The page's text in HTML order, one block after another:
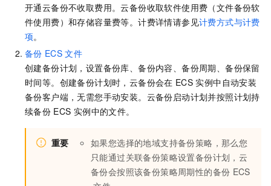
开通云备份不收取费用。云备份收取软件使用费（文件备份软
件使用费）和存储容量费等。计费详情请参见计费方式与计费
项。
备份 ECS 文件
创建备份计划，设置备份库、备份内容、备份周期、备份保留
时间等。创建备份计划时， 云备份会在 ECS 实例中自动安装
备份客户端，无需您手动安装。 云备份启动计划并按照计划持
续备份 ECS 实例中的文件。
重要
如果您选择的地域支持备份策略，那么您
只能通过关联备份策略设置备份计划， 云
备份会按照该备份策略周期性的备份 ECS